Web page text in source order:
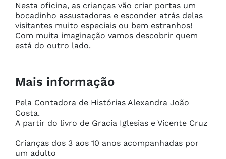
Nesta oficina, as crianças vão criar portas um
bocadinho assustadoras e esconder atrás delas
visitantes muito especiais ou bem estranhos!
Com muita imaginação vamos descobrir quem
está do outro lado.
Mais informação
Pela Contadora de Histórias Alexandra João
Costa.
A partir do livro de Gracia Iglesias e Vicente Cruz
Crianças dos 3 aos 10 anos acompanhadas por
um adulto